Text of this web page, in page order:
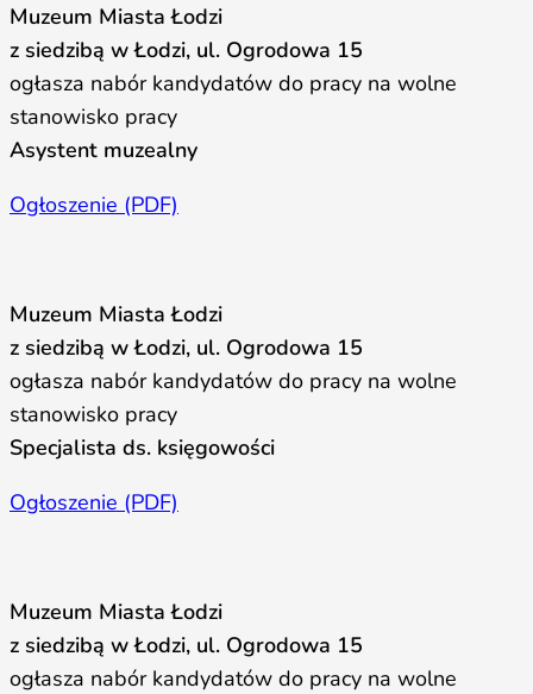
Muzeum Miasta Łodzi
z siedzibą w Łodzi, ul. Ogrodowa 15
ogłasza nabór kandydatów do pracy na wolne
stanowisko pracy
Asystent muzealny
Ogłoszenie (PDF)
Muzeum Miasta Łodzi
z siedzibą w Łodzi, ul. Ogrodowa 15
ogłasza nabór kandydatów do pracy na wolne
stanowisko pracy
Specjalista ds. księgowości
Ogłoszenie (PDF)
Muzeum Miasta Łodzi
z siedzibą w Łodzi, ul. Ogrodowa 15
ogłasza nabór kandydatów do pracy na wolne